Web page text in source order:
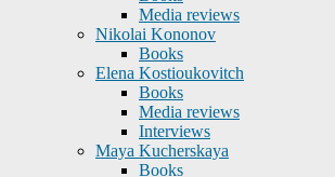
Media reviews
Nikolai Kononov
Books
Elena Kostioukovitch
Books
Media reviews
Interviews
Maya Kucherskaya
Books